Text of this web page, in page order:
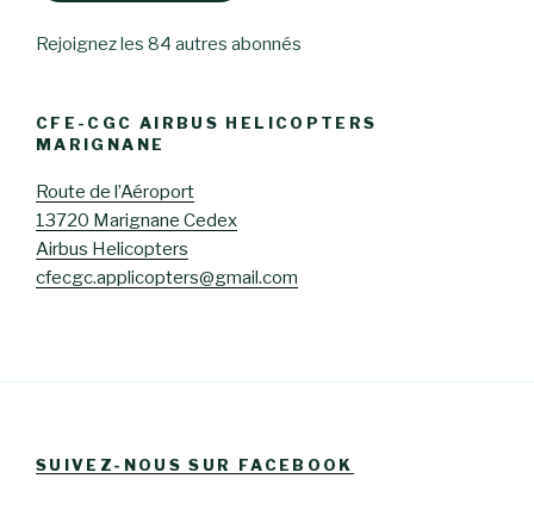
Rejoignez les 84 autres abonnés
CFE-CGC AIRBUS HELICOPTERS
MARIGNANE
Route de l’Aéroport
13720 Marignane Cedex
Airbus Helicopters
cfecgc.applicopters@gmail.com
SUIVEZ-NOUS SUR FACEBOOK